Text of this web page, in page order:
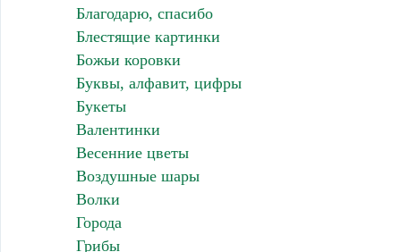
Благодарю, спасибо
Блестящие картинки
Божьи коровки
Буквы, алфавит, цифры
Букеты
Валентинки
Весенние цветы
Воздушные шары
Волки
Города
Грибы